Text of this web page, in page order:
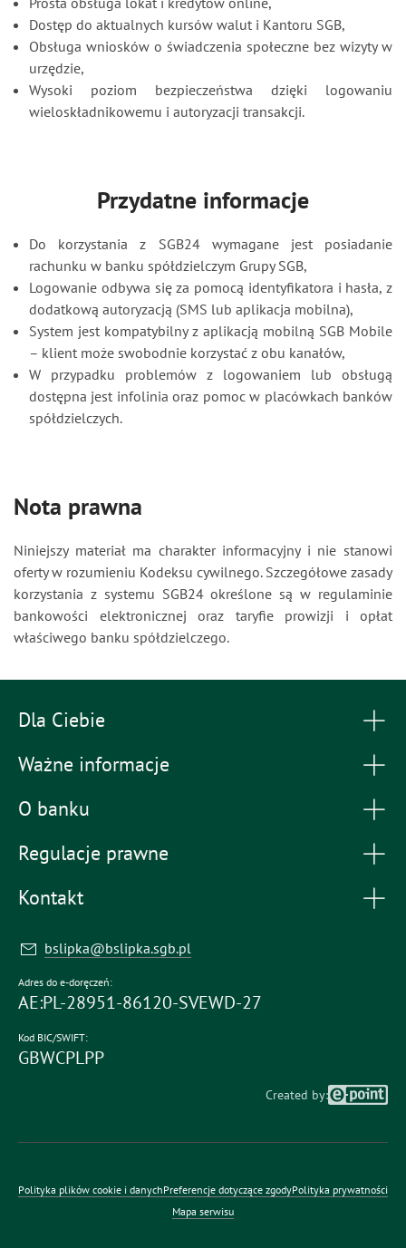
Dostęp do aktualnych kursów walut i Kantoru SGB,
Obsługa wniosków o świadczenia społeczne bez wizyty w
urzędzie,
Wysoki poziom bezpieczeństwa dzięki logowaniu
wieloskładnikowemu i autoryzacji transakcji.
Przydatne informacje
Do korzystania z SGB24 wymagane jest posiadanie
rachunku w banku spółdzielczym Grupy SGB,
Logowanie odbywa się za pomocą identyfikatora i hasła, z
dodatkową autoryzacją (SMS lub aplikacja mobilna),
System jest kompatybilny z aplikacją mobilną SGB Mobile
– klient może swobodnie korzystać z obu kanałów,
W przypadku problemów z logowaniem lub obsługą
dostępna jest infolinia oraz pomoc w placówkach banków
spółdzielczych.
Nota prawna
Niniejszy materiał ma charakter informacyjny i nie stanowi
oferty w rozumieniu Kodeksu cywilnego. Szczegółowe zasady
korzystania z systemu SGB24 określone są w regulaminie
bankowości elektronicznej oraz taryfie prowizji i opłat
właściwego banku spółdzielczego.
Dla Ciebie
Ważne informacje
O banku
Regulacje prawne
Kontakt
bslipka@bslipka.sgb.pl
Adres do e-doręczeń:
AE:PL-28951-86120-SVEWD-27
Kod BIC/SWIFT:
GBWCPLPP
Created by:
Polityka plików cookie i danychPreferencje dotyczące zgodyPolityka prywatności
Mapa serwisu